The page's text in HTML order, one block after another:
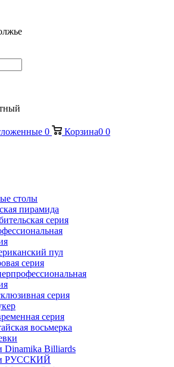
0 Корзина0 0
столы
пирамида
серия
пул
серия
серия
серия
восьмерка
Dinamika Billiards
РУССКИЙ